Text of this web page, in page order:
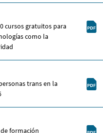
cursos gratuitos para
como la
trans en la
formación